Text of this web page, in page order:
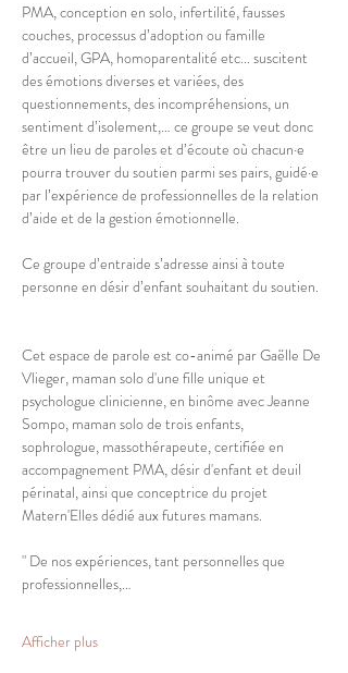
PMA, conception en solo, infertilité, fausses
couches, processus d’adoption ou famille
d’accueil, GPA, homoparentalité etc... suscitent
des émotions diverses et variées, des
questionnements, des incompréhensions, un
sentiment d’isolement,… ce groupe se veut donc
être un lieu de paroles et d’écoute où chacun·e
pourra trouver du soutien parmi ses pairs, guidé·e
par l’expérience de professionnelles de la relation
d’aide et de la gestion émotionnelle.
Ce groupe d’entraide s’adresse ainsi à toute
personne en désir d’enfant souhaitant du soutien.
Cet espace de parole est co-animé par Gaëlle De
Vlieger, maman solo d'une fille unique et
psychologue clinicienne, en binôme avec Jeanne
Sompo, maman solo de trois enfants,
sophrologue, massothérapeute, certifiée en
accompagnement PMA, désir d'enfant et deuil
périnatal, ainsi que conceptrice du projet
Matern'Elles dédié aux futures mamans.
" De nos expériences, tant personnelles que
professionnelles,…
Afficher plus